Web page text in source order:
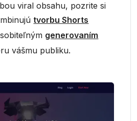
viral obsahu, pozrite si
tvorbu Shorts
generovaním
vášmu publiku.